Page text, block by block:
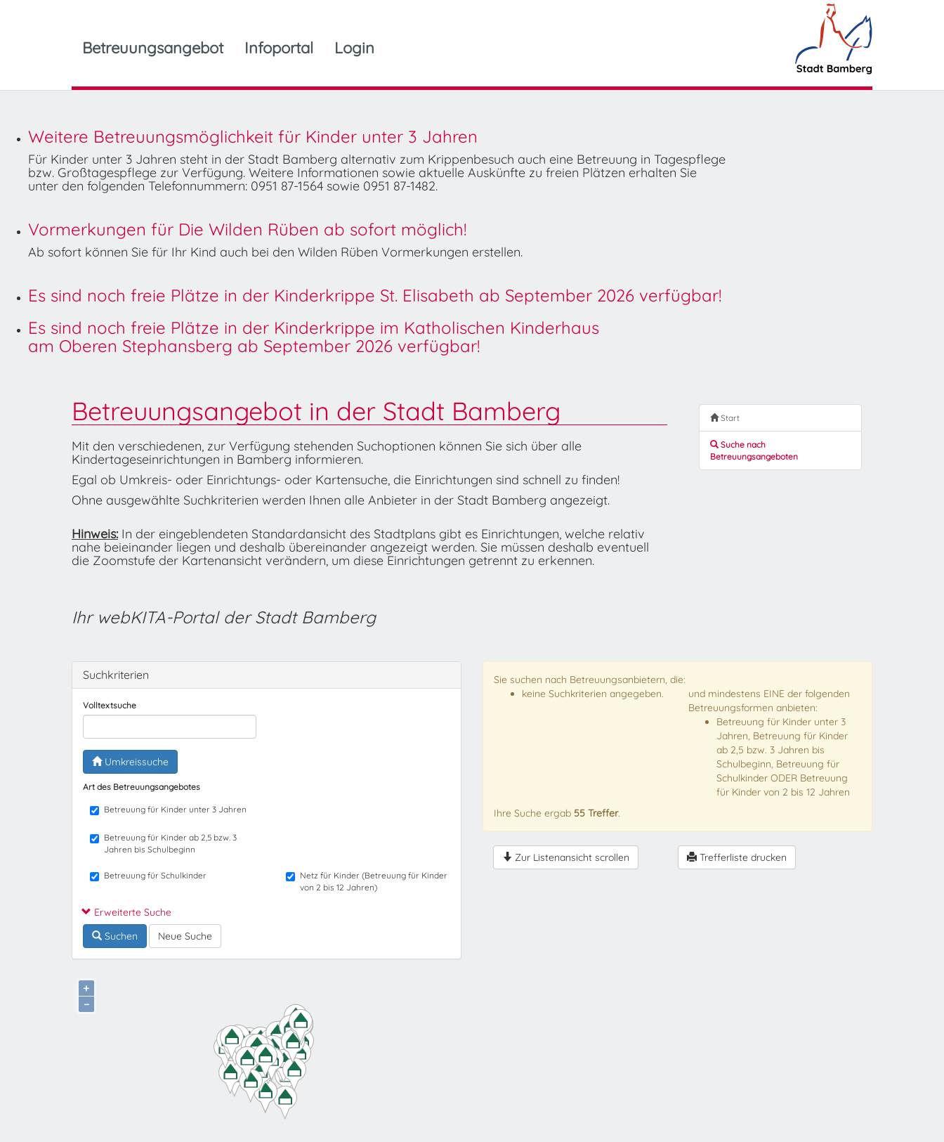
Betreuungsangebot Infoportal Login
Weitere Betreuungsmöglichkeit für Kinder unter 3 Jahren
Für Kinder unter 3 Jahren steht in der Stadt Bamberg alternativ zum Krippenbesuch auch eine Betreuung in Tagespflege
bzw. Großtagespflege zur Verfügung. Weitere Informationen sowie aktuelle Auskünfte zu freien Plätzen erhalten Sie
unter den folgenden Telefonnummern: 0951 87-1564 sowie 0951 87-1482.
Vormerkungen für Die Wilden Rüben ab sofort möglich!
Ab sofort können Sie für Ihr Kind auch bei den Wilden Rüben Vormerkungen erstellen.
Es sind noch freie Plätze in der Kinderkrippe St. Elisabeth ab September 2026 verfügbar!
Es sind noch freie Plätze in der Kinderkrippe im Katholischen Kinderhaus
am Oberen Stephansberg ab September 2026 verfügbar!
Betreuungsangebot in der Stadt Bamberg
Mit den verschiedenen, zur Verfügung stehenden Suchoptionen können Sie sich über alle
Kindertageseinrichtungen in Bamberg informieren.
Egal ob Umkreis- oder Einrichtungs- oder Kartensuche, die Einrichtungen sind schnell zu finden!
Ohne ausgewählte Suchkriterien werden Ihnen alle Anbieter in der Stadt Bamberg angezeigt.
Hinweis: In der eingeblendeten Standardansicht des Stadtplans gibt es Einrichtungen, welche relativ
nahe beieinander liegen und deshalb übereinander angezeigt werden. Sie müssen deshalb eventuell
die Zoomstufe der Kartenansicht verändern, um diese Einrichtungen getrennt zu erkennen.
Ihr webKITA-Portal der Stadt Bamberg
Start
Suche nach
Betreuungsangeboten
Suchkriterien
Volltextsuche
Umkreissuche
Art des Betreuungsangebotes
Betreuung für Kinder unter 3 Jahren
Betreuung für Kinder ab 2,5 bzw. 3
Jahren bis Schulbeginn
Betreuung für Schulkinder
Netz für Kinder (Betreuung für Kinder
von 2 bis 12 Jahren)
Erweiterte Suche
Suchen
Neue Suche
Sie suchen nach Betreuungsanbietern, die:
keine Suchkriterien angegeben.
und mindestens EINE der folgenden
Betreuungsformen anbieten:
Betreuung für Kinder unter 3
Jahren, Betreuung für Kinder
ab 2,5 bzw. 3 Jahren bis
Schulbeginn, Betreuung für
Schulkinder ODER Betreuung
für Kinder von 2 bis 12 Jahren
Ihre Suche ergab 55 Treffer.
Zur Listenansicht scrollen Trefferliste drucken
+
−